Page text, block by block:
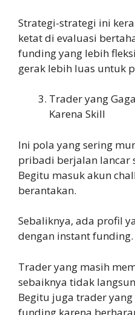
Strategi-strategi ini
ketat di evaluasi
funding yang lebih
gerak lebih luas untuk
Trader yang
Karena Skill
Ini pola yang sering
pribadi berjalan lancar
Begitu masuk akun
berantakan.
Sebaliknya, ada profil
dengan instant funding.
Trader yang masih
sebaiknya tidak
Begitu juga trader
funding karena